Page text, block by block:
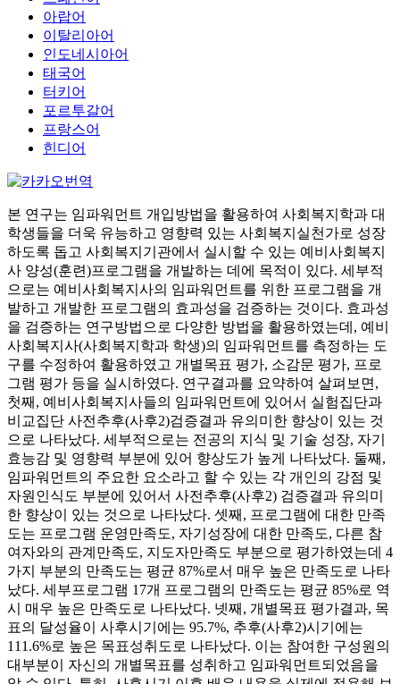
아랍어
이탈리아어
인도네시아어
태국어
터키어
포르투갈어
프랑스어
힌디어
본 연구는 임파워먼트 개입방법을 활용하여 사회복지학과 대
학생들을 더욱 유능하고 영향력 있는 사회복지실천가로 성장
하도록 돕고 사회복지기관에서 실시할 수 있는 예비사회복지
사 양성(훈련)프로그램을 개발하는 데에 목적이 있다. 세부적
으로는 예비사회복지사의 임파워먼트를 위한 프로그램을 개
발하고 개발한 프로그램의 효과성을 검증하는 것이다. 효과성
을 검증하는 연구방법으로 다양한 방법을 활용하였는데, 예비
사회복지사(사회복지학과 학생)의 임파워먼트를 측정하는 도
구를 수정하여 활용하였고 개별목표 평가, 소감문 평가, 프로
그램 평가 등을 실시하였다. 연구결과를 요약하여 살펴보면,
첫째, 예비사회복지사들의 임파워먼트에 있어서 실험집단과
비교집단 사전추후(사후2)검증결과 유의미한 향상이 있는 것
으로 나타났다. 세부적으로는 전공의 지식 및 기술 성장, 자기
효능감 및 영향력 부분에 있어 향상도가 높게 나타났다. 둘째,
임파워먼트의 주요한 요소라고 할 수 있는 각 개인의 강점 및
자원인식도 부분에 있어서 사전추후(사후2) 검증결과 유의미
한 향상이 있는 것으로 나타났다. 셋째, 프로그램에 대한 만족
도는 프로그램 운영만족도, 자기성장에 대한 만족도, 다른 참
여자와의 관계만족도, 지도자만족도 부분으로 평가하였는데 4
가지 부분의 만족도는 평균 87%로서 매우 높은 만족도로 나타
났다. 세부프로그램 17개 프로그램의 만족도는 평균 85%로 역
시 매우 높은 만족도로 나타났다. 넷째, 개별목표 평가결과, 목
표의 달성율이 사후시기에는 95.7%, 추후(사후2)시기에는
111.6%로 높은 목표성취도로 나타났다. 이는 참여한 구성원의
대부분이 자신의 개별목표를 성취하고 임파워먼트되었음을